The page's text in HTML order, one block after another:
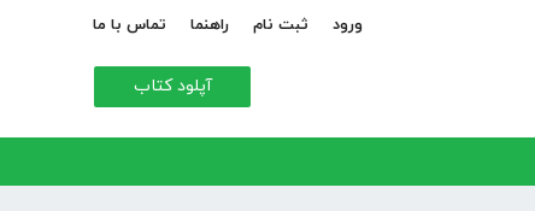
ورود ثبت نام راهنما تماس با ما
آپلود کتاب